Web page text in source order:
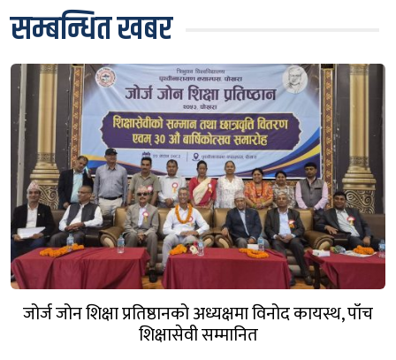
सम्बन्धित खबर
जोर्ज जोन शिक्षा प्रतिष्ठानको अध्यक्षमा विनोद कायस्थ, पाँच
शिक्षासेवी सम्मानित